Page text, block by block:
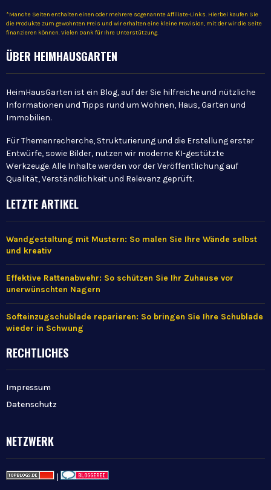
*Manche Seiten enthalten einen oder mehrere sogenannte Affiliate-Links. Hierbei kaufen Sie
die Produkte zum gewohnten Preis und wir erhalten eine kleine Provision, mit der wir die Seite
finanzieren können. Vielen Dank für Ihre Unterstützung.
ÜBER HEIMHAUSGARTEN
HeimHausGarten ist ein Blog, auf der Sie hilfreiche und nützliche
Informationen und Tipps rund um Wohnen, Haus, Garten und
Immobilien.
Für Themenrecherche, Strukturierung und die Erstellung erster
Entwürfe, sowie Bilder, nutzen wir moderne KI-gestützte
Werkzeuge. Alle Inhalte werden vor der Veröffentlichung auf
Qualität, Verständlichkeit und Relevanz geprüft.
LETZTE ARTIKEL
Wandgestaltung mit Mustern: So malen Sie Ihre Wände selbst
und kreativ
Effektive Rattenabwehr: So schützen Sie Ihr Zuhause vor
unerwünschten Nagern
Softeinzugschublade reparieren: So bringen Sie Ihre Schublade
wieder in Schwung
RECHTLICHES
Impressum
Datenschutz
NETZWERK
|